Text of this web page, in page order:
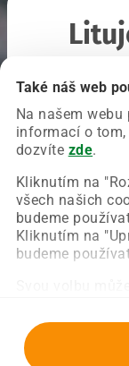
Také náš web
Na našem
informací o
dozvíte zde.
Kliknutím na
všech našich
budeme
Kliknutím na
budeme
Chyba
Zkuste